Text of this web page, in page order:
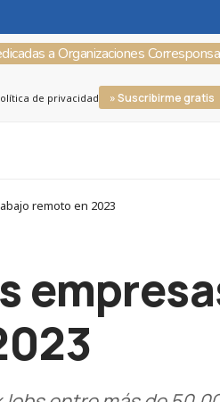
a Organizaciones
de privacidad » Suscribirme gratis
remoto en 2023